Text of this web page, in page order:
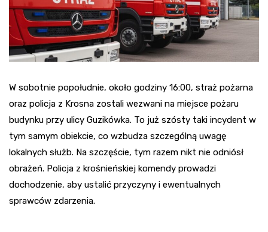
W sobotnie popołudnie, około godziny 16:00, straż pożarna
oraz policja z Krosna zostali wezwani na miejsce pożaru
budynku przy ulicy Guzikówka. To już szósty taki incydent w
tym samym obiekcie, co wzbudza szczególną uwagę
lokalnych służb. Na szczęście, tym razem nikt nie odniósł
obrażeń. Policja z krośnieńskiej komendy prowadzi
dochodzenie, aby ustalić przyczyny i ewentualnych
sprawców zdarzenia.